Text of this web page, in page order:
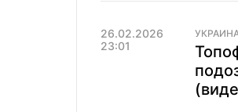
26.02.2026
23:01